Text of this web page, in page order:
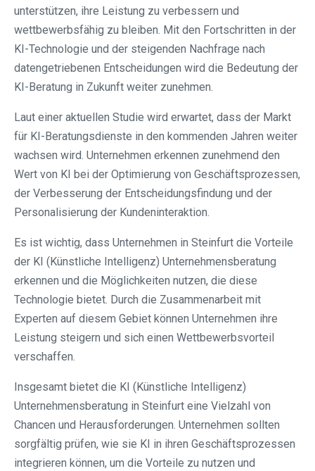
unterstützen, ihre Leistung zu verbessern und
wettbewerbsfähig zu bleiben. Mit den Fortschritten in der
KI-Technologie und der steigenden Nachfrage nach
datengetriebenen Entscheidungen wird die Bedeutung der
KI-Beratung in Zukunft weiter zunehmen.
Laut einer aktuellen Studie wird erwartet, dass der Markt
für KI-Beratungsdienste in den kommenden Jahren weiter
wachsen wird. Unternehmen erkennen zunehmend den
Wert von KI bei der Optimierung von Geschäftsprozessen,
der Verbesserung der Entscheidungsfindung und der
Personalisierung der Kundeninteraktion.
Es ist wichtig, dass Unternehmen in Steinfurt⁠ die Vorteile
der KI (Künstliche Intelligenz) Unternehmensberatung
erkennen und die Möglichkeiten nutzen, die diese
Technologie bietet. Durch die Zusammenarbeit mit
Experten auf diesem Gebiet können Unternehmen ihre
Leistung steigern und sich einen Wettbewerbsvorteil
verschaffen.
Insgesamt bietet die KI (Künstliche Intelligenz)
Unternehmensberatung in Steinfurt⁠ eine Vielzahl von
Chancen und Herausforderungen. Unternehmen sollten
sorgfältig prüfen, wie sie KI in ihren Geschäftsprozessen
integrieren können, um die Vorteile zu nutzen und